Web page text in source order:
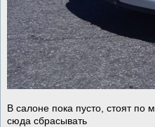
В салоне пока пусто, стоят по
сюда сбрасывать